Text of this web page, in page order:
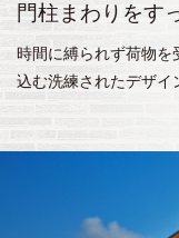
門柱まわりをす
時間に縛られず荷物を
込む洗練されたデザイ